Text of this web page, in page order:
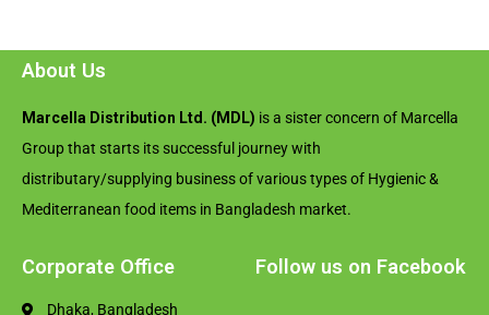
About Us
Marcella Distribution Ltd. (MDL) is a sister concern of Marcella
Group that starts its successful journey with
distributary/supplying business of various types of Hygienic &
Mediterranean food items in Bangladesh market.
Corporate Office
Dhaka, Bangladesh
Follow us on Facebook